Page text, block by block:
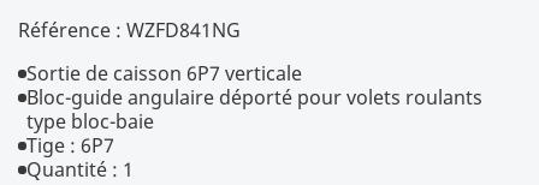
Référence : WZFD841NG
Sortie de caisson 6P7 verticale
Bloc-guide angulaire déporté pour volets roulants
type bloc-baie
Tige : 6P7
Quantité : 1